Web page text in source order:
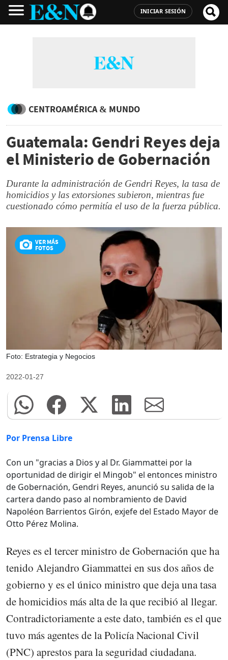
INICIAR SESIÓN
CENTROAMÉRICA & MUNDO
Guatemala: Gendri Reyes deja
el Ministerio de Gobernación
Durante la administración de Gendri Reyes, la tasa de
homicidios y las extorsiones subieron, mientras fue
cuestionado cómo permitía el uso de la fuerza pública.
VER MÁS
FOTOS
Foto: Estrategia y Negocios
2022-01-27
Por Prensa Libre
Con un "gracias a Dios y al Dr. Giammattei por la
oportunidad de dirigir el Mingob" el entonces ministro
de Gobernación, Gendri Reyes, anunció su salida de la
cartera dando paso al nombramiento de David
Napoléon Barrientos Girón, exjefe del Estado Mayor de
Otto Pérez Molina.
Reyes es el tercer ministro de Gobernación que ha
tenido Alejandro Giammattei en sus dos años de
gobierno y es el único ministro que deja una tasa
de homicidios más alta de la que recibió al llegar.
Contradictoriamente a este dato, también es el que
tuvo más agentes de la Policía Nacional Civil
(PNC) aprestos para la seguridad ciudadana.